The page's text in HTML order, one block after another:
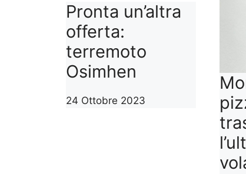
Pronta un’altra
offerta:
terremoto
Osimhen
24 Ottobre 2023